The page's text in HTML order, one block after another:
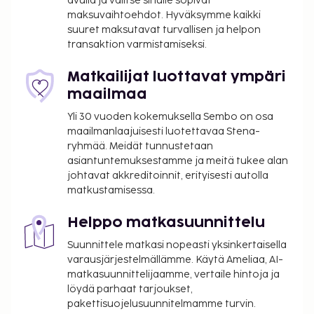
ilmainen langaton internetyhteys, pelihalli/-huone ja
lahjatavaraliikkeitä/lehtikioskeja. Nauti ruoista
tämän hotellin monissa ruokailupaikoissa, joihin
kuuluu 4 ravintolaa ja 2 kahvilaa. Käytössäsi on
rantabaari ja allasbaari. Jos mielesi tekee raikasta
juotavaa, kokeile myös palveluihin kuuvaa 2 baaria.
Maksullinen buffetaamiainen tarjotaan päivittäin
klo 8.00–10.00.
Majoituspaikka veloittaa seuraavat paikan päällä
suoritettavat maksut. Maksuihin saattaa sisältyä
sovellettavat verot:
Kaupunki perii kaupunkiveron, joka maksetaan
majoituspaikassa. Veron määrä riippuu
kaudesta, eikä sitä välttämättä peritä ympäri
vuoden. Muita poikkeuksia tai alennuksia
saatetaan soveltaa. Lisätietoja saat ottamalla
yhteyttä majoituspaikkaan
maksuvaihtoehdot. Hyväksymme kaikki
suuret maksutavat turvallisen ja helpon
transaktion varmistamiseksi.
Matkailijat luottavat ympäri
maailmaa
Yli 30 vuoden kokemuksella Sembo on osa
maailmanlaajuisesti luotettavaa Stena-
ryhmää. Meidät tunnustetaan
asiantuntemuksestamme ja meitä tukee alan
johtavat akkreditoinnit, erityisesti autolla
matkustamisessa.
Helppo matkasuunnittelu
Suunnittele matkasi nopeasti yksinkertaisella
varausjärjestelmällämme. Käytä Ameliaa, AI-
matkasuunnittelijaamme, vertaile hintoja ja
löydä parhaat tarjoukset,
pakettisuojelusuunnitelmamme turvin.